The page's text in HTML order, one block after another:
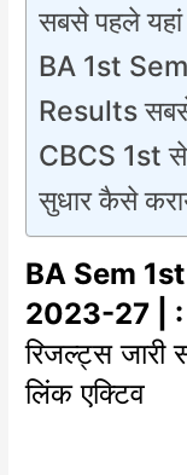
सबसे पहले
BA 1st
Results
CBCS 1st
सुधार कैसे
BA Sem
2023-27 |
रिजल्ट्स
लिंक एक्टिव